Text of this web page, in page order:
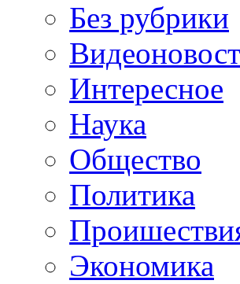
Без рубрики
Интересное
Наука
Общество
Политика
Экономика